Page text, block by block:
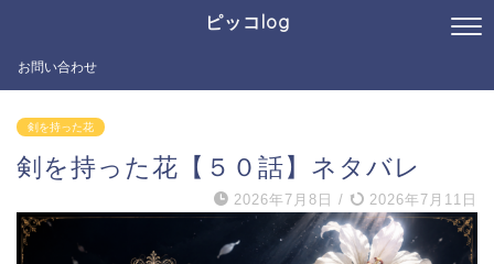
ピッコlog
お問い合わせ
剣を持った花
剣を持った花【５０話】ネタバレ
2026年7月8日 / 2026年7月11日